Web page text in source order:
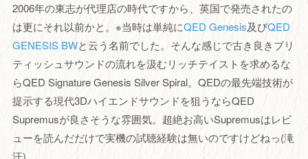
2006年の東志が代理店の時代ですから、英国で発売されたの
は更にそれ以前かと。※当時は単純にQED Genesis及びQED
GENESIS BWと云う名前でした。そんな感じで古き良きブリ
ティッシュサウンドの流れを汲むリッチテイストを求めるな
らQED Signature Genesis Silver Spiral。QEDの最先端技術が
提示する現代3Dハイエンドサウンドを狙うならQED
Supremusが良さそうな雰囲気。超絶お高いSupremusはレビ
ューを読んだだけで実機の試聴経験は無いのですけどねっ(滝
汗)。